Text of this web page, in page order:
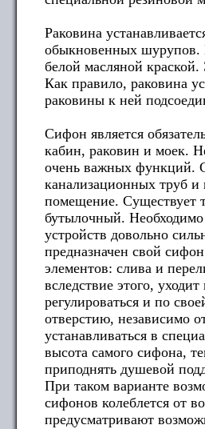
Раковина
обыкновенных шурупов.
белой масляной
Как правило, раковина
раковины к ней
Сифон является
кабин, раковин и моек.
очень важных функций.
канализационных труб и
помещение. Существует
бутылочный. Необходимо
устройств довольно
предназначен свой
элементов: слива и
вследствие этого,
регулироваться и по
отверстию, независимо
устанавливаться в
высота самого сифона,
приподнять душевой
При таком варианте
сифонов колеблется от
предусматривают